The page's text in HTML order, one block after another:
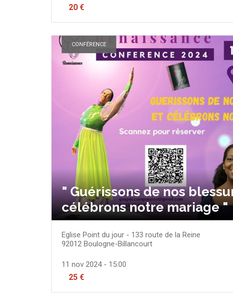
20 €
CONFÉRENCE
" Guérissons de nos
célébrons notre mariage "
Eglise Point du jour - 133 route de la Reine
92012 Boulogne-Billancourt
11 nov 2024 - 15:00
25 €